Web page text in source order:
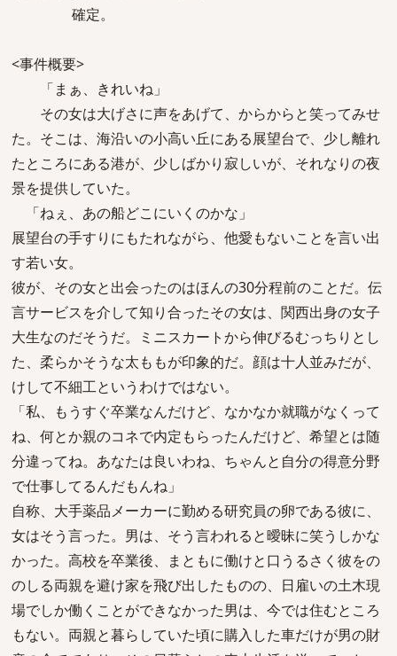
確定。
<事件概要>
「まぁ、きれいね」
その女は大げさに声をあげて、からからと笑ってみせ
た。そこは、海沿いの小高い丘にある展望台で、少し離れ
たところにある港が、少しばかり寂しいが、それなりの夜
景を提供していた。
「ねぇ、あの船どこにいくのかな」
展望台の手すりにもたれながら、他愛もないことを言い出
す若い女。
彼が、その女と出会ったのはほんの30分程前のことだ。伝
言サービスを介して知り合ったその女は、関西出身の女子
大生なのだそうだ。ミニスカートから伸びるむっちりとし
た、柔らかそうな太ももが印象的だ。顔は十人並みだが、
けして不細工というわけではない。
「私、もうすぐ卒業なんだけど、なかなか就職がなくって
ね、何とか親のコネで内定もらったんだけど、希望とは随
分違ってね。あなたは良いわね、ちゃんと自分の得意分野
で仕事してるんだもんね」
自称、大手薬品メーカーに勤める研究員の卵である彼に、
女はそう言った。男は、そう言われると曖昧に笑うしかな
かった。高校を卒業後、まともに働けと口うるさく彼をの
のしる両親を避け家を飛び出したものの、日雇いの土木現
場でしか働くことができなかった男は、今では住むところ
もない。両親と暮らしていた頃に購入した車だけが男の財